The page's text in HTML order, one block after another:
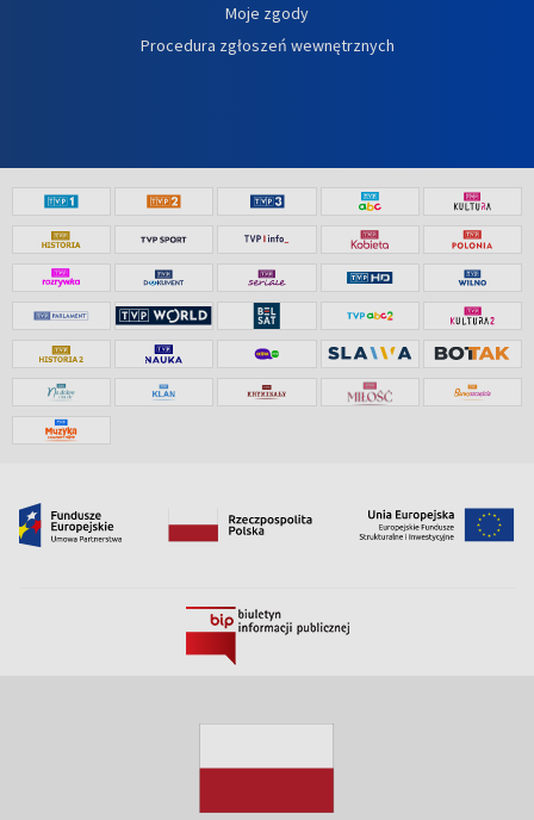
Moje zgody
Procedura zgłoszeń wewnętrznych